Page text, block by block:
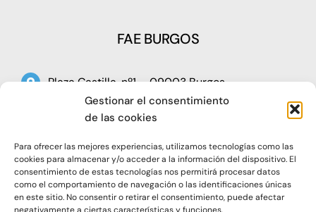
Gestionar el consentimiento
de las cookies
Para ofrecer las mejores experiencias, utilizamos tecnologías como las
cookies para almacenar y/o acceder a la información del dispositivo. El
consentimiento de estas tecnologías nos permitirá procesar datos
como el comportamiento de navegación o las identificaciones únicas
en este sitio. No consentir o retirar el consentimiento, puede afectar
FAE BURGOS
Plaza Castilla, nº1 – 09003 Burgos
Telf: 947 266 142
oap@faeburgos.org